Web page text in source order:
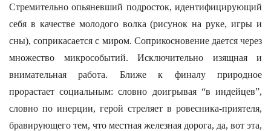
Стремительно опьяневший подросток, идентифицирующий
себя в качестве молодого волка (рисунок на руке, игры и
сны), соприкасается с миром. Соприкосновение дается через
множество микрособытий. Исключительно изящная и
внимательная работа. Ближе к финалу природное
прорастает социальным: словно доигрывая “в индейцев”,
словно по инерции, герой стреляет в ровесника-приятеля,
бравирующего тем, что местная железная дорога, да, вот эта,